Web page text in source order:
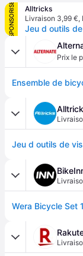
SPONSORISÉ
Alltricks
Livraison 3,99 €,
Prix le
Wera Bicycle Set